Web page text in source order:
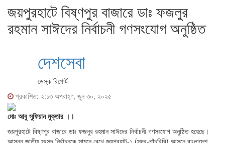
জয়পুরহাটে বিষ্ণপুর বাজারে ডাঃ ফজলুর
রহমান সাঈদের নির্বাচনী গণসংযোগ অনুষ্ঠিত
দেশসেবা
ডেস্ক রিপোর্ট
প্রকাশিত: ২:১৩ অপরাহ্ণ, জুন ৩০, ২০২৫
মোঃ আবু সুফিয়ান মুক্তার ।।
জয়পুরহাটে বিষ্ণপুর বাজারে ডাঃ ফজলুর রহমান সাঈদের নির্বাচনী গণসংযোগ অনুষ্ঠিত হয়েছে।